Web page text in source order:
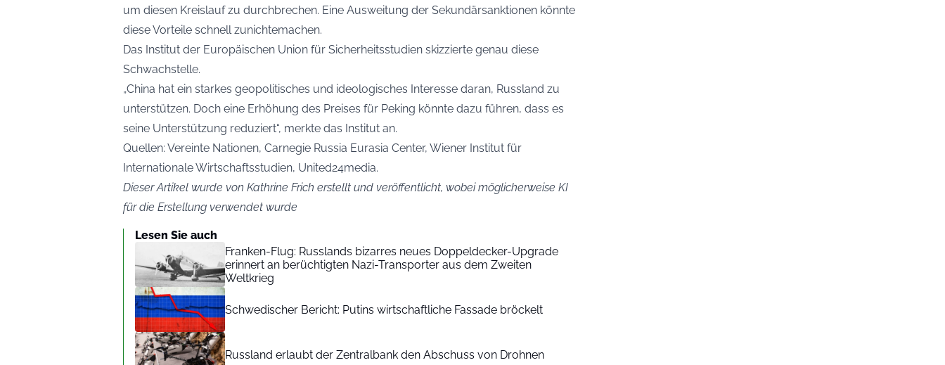
um diesen Kreislauf zu durchbrechen. Eine Ausweitung der Sekundärsanktionen könnte
diese Vorteile schnell zunichtemachen.
Das Institut der Europäischen Union für Sicherheitsstudien skizzierte genau diese
Schwachstelle.
„China hat ein starkes geopolitisches und ideologisches Interesse daran, Russland zu
unterstützen. Doch eine Erhöhung des Preises für Peking könnte dazu führen, dass es
seine Unterstützung reduziert“, merkte das Institut an.
Quellen: Vereinte Nationen, Carnegie Russia Eurasia Center, Wiener Institut für
Internationale Wirtschaftsstudien, United24media.
Dieser Artikel wurde von Kathrine Frich erstellt und veröffentlicht, wobei möglicherweise KI
für die Erstellung verwendet wurde
Lesen Sie auch
Franken-Flug: Russlands bizarres neues Doppeldecker-Upgrade
erinnert an berüchtigten Nazi-Transporter aus dem Zweiten
Weltkrieg
Schwedischer Bericht: Putins wirtschaftliche Fassade bröckelt
Russland erlaubt der Zentralbank den Abschuss von Drohnen